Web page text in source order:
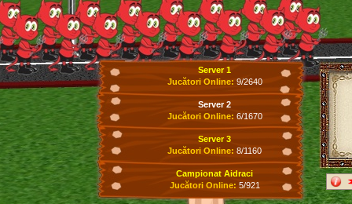
Server 1
Jucători Online: 9/2640
Server 2
Jucători Online: 6/1670
Server 3
Jucători Online: 8/1160
Campionat Aidraci
Jucători Online: 5/921